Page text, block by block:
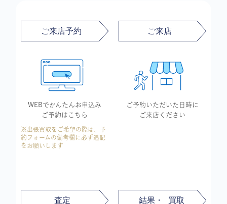
WEBでかんたんお申込み
ご予約はこちら
※出張買取をご希望の際は、予
約フォームの備考欄に必ず追記
をお願いします
ご予約いただいた 日時に
ご来店ください